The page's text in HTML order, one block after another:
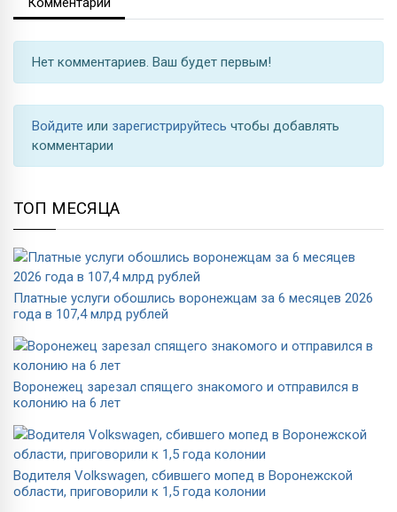
Нет комментариев. Ваш будет первым!
Войдите или зарегистрируйтесь чтобы добавлять
комментарии
ТОП МЕСЯЦА
Платные услуги обошлись воронежцам за 6 месяцев 2026
года в 107,4 млрд рублей
Воронежец зарезал спящего знакомого и отправился в
колонию на 6 лет
Водителя Volkswagen, сбившего мопед в Воронежской
области, приговорили к 1,5 года колонии